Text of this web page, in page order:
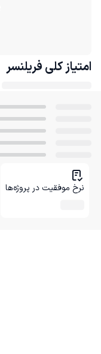
امتیاز کلی فریلنسر
نرخ موفقیت در پروژه‌ها